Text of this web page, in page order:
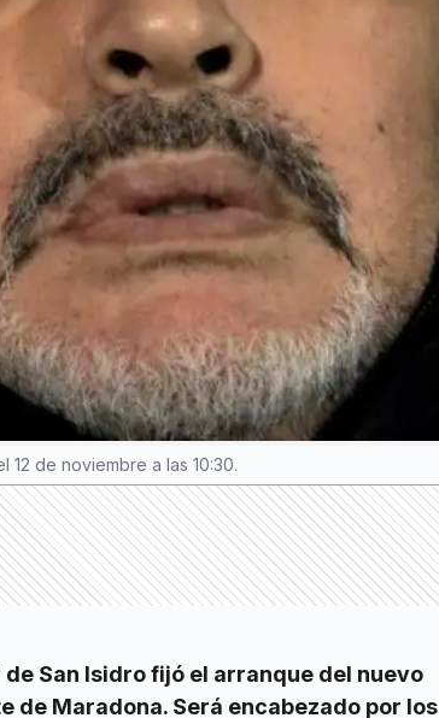
de noviembre a las 10:30.
de San Isidro fijó el arranque del nuevo
de Maradona. Será encabezado por los